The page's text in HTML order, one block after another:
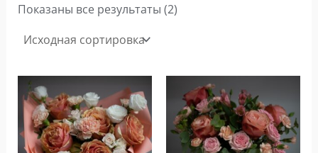
Показаны все результаты (2)